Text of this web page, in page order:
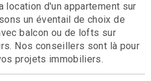
location d'un appartement sur
un éventail de choix de
balcon ou de lofts sur
Nos conseillers sont là pour
projets immobiliers.